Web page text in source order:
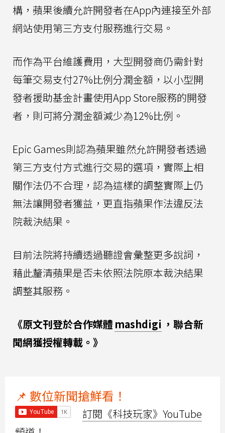
構，蘋果後續允許開發者在App內連接至外部
網站使用第三方支付服務進行交易。
而作為平台維護費用，大型開發商仍需針對
每筆交易支付27%比例分潤金額，以小型開
發者援助基金計畫使用App Store服務的開發
者，則可將分潤金額減少為12%比例。
Epic Games則認為蘋果雖然允許開發者透過
第三方支付方式進行交易的選項，實際上相
關作法仍不合理，認為這樣的調整實際上仍
無法讓開發者獲益，更直指蘋果作法違反法
院裁決結果。
目前法院將持續透過聽證會彙整更多說詞，
藉此釐清蘋果是否未依照法院原本裁決結果
調整其服務。
《原文刊登於合作媒體 mashdigi ，聯合新
聞網獲授權轉載。》
📌 數位新聞搶鮮看！
訂閱《科技玩家》YouTube